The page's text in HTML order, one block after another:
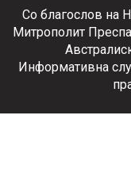
Со благослов на
Митрополит
Информативна